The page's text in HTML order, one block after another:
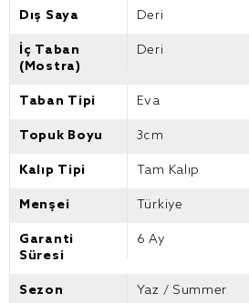
Dış Saya Deri
İç Taban
(Mostra)
Deri
Taban Tipi Eva
Topuk Boyu 3cm
Kalıp Tipi Tam Kalıp
Menşei Türkiye
Garanti
Süresi
6 Ay
Sezon Yaz / Summer